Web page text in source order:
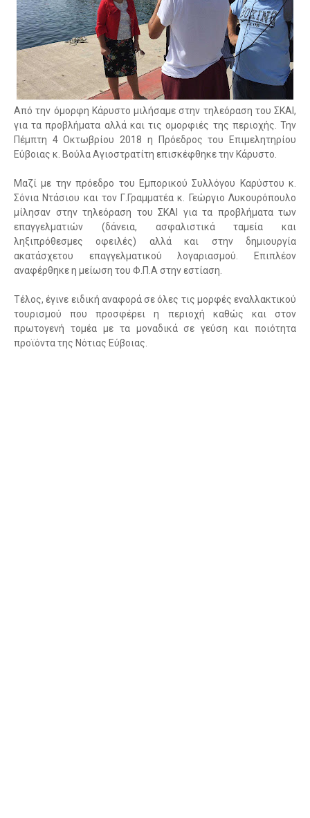
Από την όμορφη Κάρυστο μιλήσαμε στην τηλεόραση του ΣΚΑΙ,
για τα προβλήματα αλλά και τις ομορφιές της περιοχής. Την
Πέμπτη 4 Οκτωβρίου 2018 η Πρόεδρος του Επιμελητηρίου
Εύβοιας κ. Βούλα Αγιοστρατίτη επισκέφθηκε την Κάρυστο.
Μαζί με την πρόεδρο του Εμπορικού Συλλόγου Καρύστου κ.
Σόνια Ντάσιου και τον Γ.Γραμματέα κ. Γεώργιο Λυκουρόπουλο
μίλησαν στην τηλεόραση του ΣΚΑΙ για τα προβλήματα των
επαγγελματιών (δάνεια, ασφαλιστικά ταμεία και
ληξιπρόθεσμες οφειλές) αλλά και στην δημιουργία
ακατάσχετου επαγγελματικού λογαριασμού. Επιπλέον
αναφέρθηκε η μείωση του Φ.Π.Α στην εστίαση.
Τέλος, έγινε ειδική αναφορά σε όλες τις μορφές εναλλακτικού
τουρισμού που προσφέρει η περιοχή καθώς και στον
πρωτογενή τομέα με τα μοναδικά σε γεύση και ποιότητα
προϊόντα της Νότιας Εύβοιας.